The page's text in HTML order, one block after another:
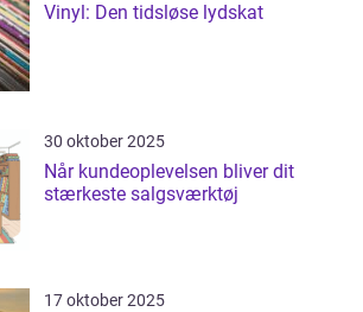
Vinyl: Den tidsløse lydskat
30 oktober 2025
Når kundeoplevelsen bliver dit
stærkeste salgsværktøj
17 oktober 2025